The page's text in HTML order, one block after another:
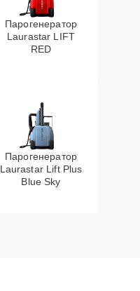
Парогенератор
Laurastar LIFT
RED
Парогенератор
Laurastar Lift Plus
Blue Sky